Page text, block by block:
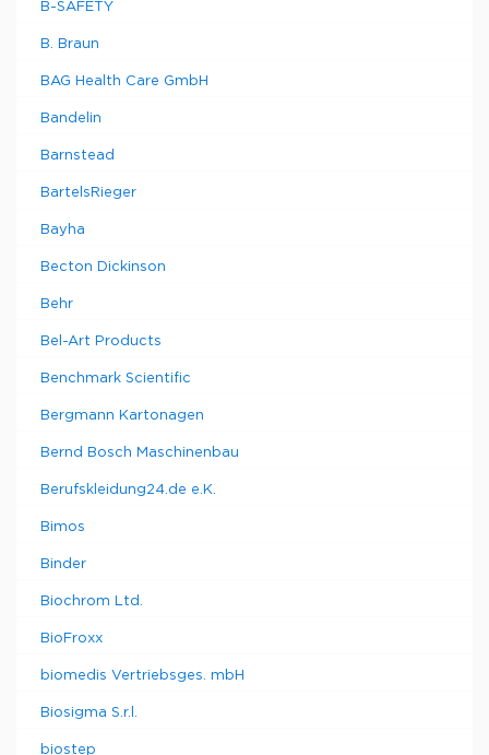
B-SAFETY
B. Braun
BAG Health Care GmbH
Bandelin
Barnstead
BartelsRieger
Bayha
Becton Dickinson
Behr
Bel-Art Products
Benchmark Scientific
Bergmann Kartonagen
Bernd Bosch Maschinenbau
Berufskleidung24.de e.K.
Bimos
Binder
Biochrom Ltd.
BioFroxx
biomedis Vertriebsges. mbH
Biosigma S.r.l.
biostep